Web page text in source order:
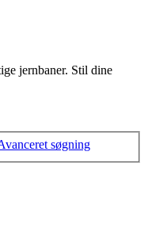
jernbaner. Stil dine
søgning